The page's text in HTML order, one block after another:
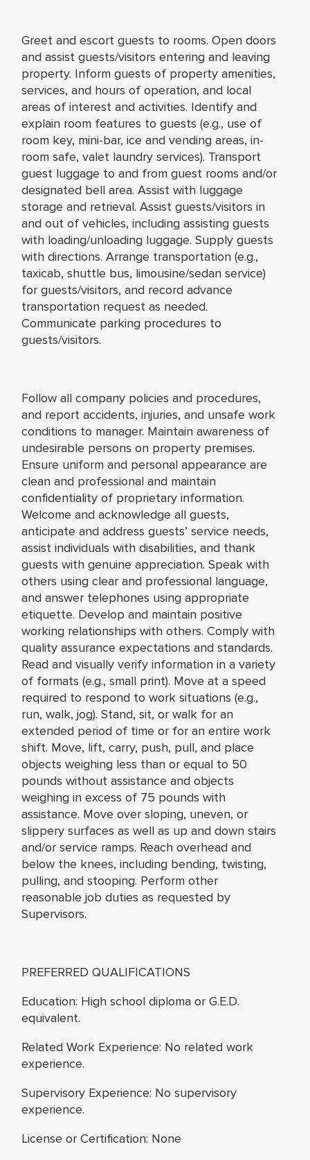
Greet and escort guests to rooms. Open doors
and assist guests/visitors entering and leaving
property. Inform guests of property amenities,
services, and hours of operation, and local
areas of interest and activities. Identify and
explain room features to guests (e.g., use of
room key, mini-bar, ice and vending areas, in-
room safe, valet laundry services). Transport
guest luggage to and from guest rooms and/or
designated bell area. Assist with luggage
storage and retrieval. Assist guests/visitors in
and out of vehicles, including assisting guests
with loading/unloading luggage. Supply guests
with directions. Arrange transportation (e.g.,
taxicab, shuttle bus, limousine/sedan service)
for guests/visitors, and record advance
transportation request as needed.
Communicate parking procedures to
guests/visitors.
Follow all company policies and procedures,
and report accidents, injuries, and unsafe work
conditions to manager. Maintain awareness of
undesirable persons on property premises.
Ensure uniform and personal appearance are
clean and professional and maintain
confidentiality of proprietary information.
Welcome and acknowledge all guests,
anticipate and address guests’ service needs,
assist individuals with disabilities, and thank
guests with genuine appreciation. Speak with
others using clear and professional language,
and answer telephones using appropriate
etiquette. Develop and maintain positive
working relationships with others. Comply with
quality assurance expectations and standards.
Read and visually verify information in a variety
of formats (e.g., small print). Move at a speed
required to respond to work situations (e.g.,
run, walk, jog). Stand, sit, or walk for an
extended period of time or for an entire work
shift. Move, lift, carry, push, pull, and place
objects weighing less than or equal to 50
pounds without assistance and objects
weighing in excess of 75 pounds with
assistance. Move over sloping, uneven, or
slippery surfaces as well as up and down stairs
and/or service ramps. Reach overhead and
below the knees, including bending, twisting,
pulling, and stooping. Perform other
reasonable job duties as requested by
Supervisors.
PREFERRED QUALIFICATIONS
Education: High school diploma or G.E.D.
equivalent.
Related Work Experience: No related work
experience.
Supervisory Experience: No supervisory
experience.
License or Certification: None